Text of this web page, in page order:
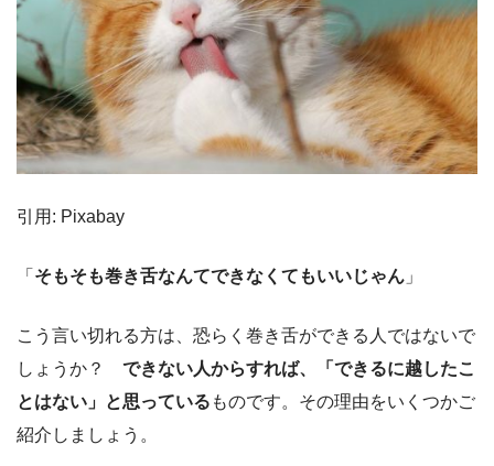
引用: Pixabay
「 そもそも巻き舌なんてできなくてもいいじゃん 」
こう言い切れる方は、恐らく巻き舌ができる人ではないで
しょうか？ できない人からすれば、「できるに越したこ
とはない」と思っている ものです。その理由をいくつかご
紹介しましょう。